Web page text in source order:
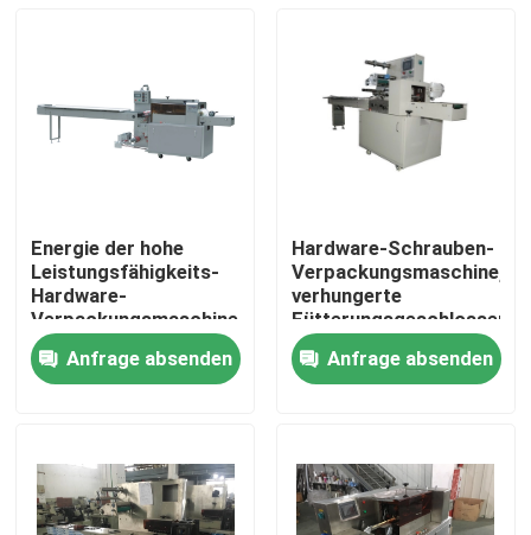
Haus
Über uns
Energie der hohe
Leistungsfähigkeits-
Hardware-
Verpackungsmaschine-
bequeme Anpassungs-
2.4kwAnfrage absenden
Hardware-Schrauben-
Verpackungsmaschine,
verhungerte
Fütterungsgeschlossene
horizontale Fluss-
Satz-Maschine
Anfrage absenden